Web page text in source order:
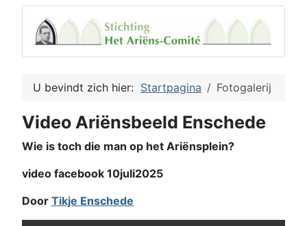
U bevindt zich hier: Startpagina Fotogalerij
Video Ariënsbeeld Enschede
Wie is toch die man op het Ariënsplein?
video facebook 10juli2025
Door Tikje Enschede